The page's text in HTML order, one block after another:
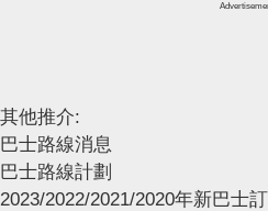
其他推介:
巴士路線消息
巴士路線計劃
2023/2022/2021/2020年新巴士